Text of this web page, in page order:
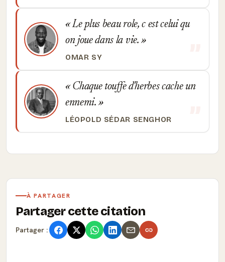
Le plus beau role, c est celui qu
on joue dans la vie.
OMAR SY
Chaque touffe d'herbes cache un
ennemi.
LÉOPOLD SÉDAR SENGHOR
À PARTAGER
Partager cette citation
Partager :